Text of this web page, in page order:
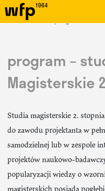
Oficjalna
Krakowie
/ studia / program –
program –
Magisterskie
Studia magisterskie 2.
do zawodu projektanta w
samodzielnej lub w zespole
projektów naukowo-
popularyzacji wiedzy o
magisterskich posiada